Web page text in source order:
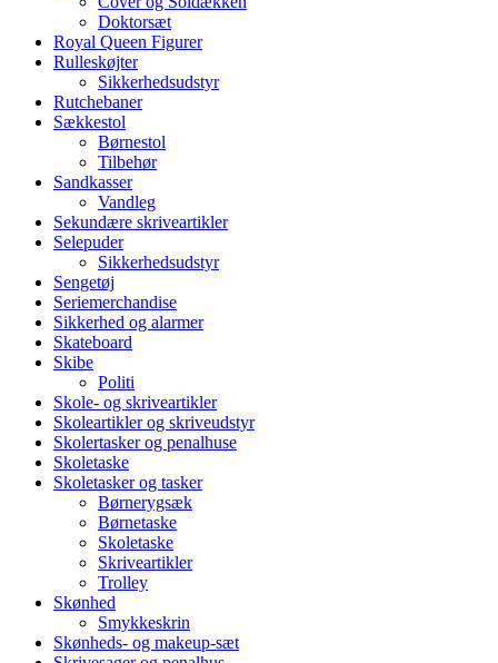
Doktorsæt
Royal Queen Figurer
Rulleskøjter
Sikkerhedsudstyr
Rutchebaner
Sækkestol
Børnestol
Tilbehør
Sandkasser
Vandleg
Sekundære skriveartikler
Selepuder
Sikkerhedsudstyr
Sengetøj
Seriemerchandise
Sikkerhed og alarmer
Skateboard
Skibe
Politi
Skole- og skriveartikler
Skoleartikler og skriveudstyr
Skolertasker og penalhuse
Skoletaske
Skoletasker og tasker
Børnerygsæk
Børnetaske
Skoletaske
Skriveartikler
Trolley
Skønhed
Smykkeskrin
Skønheds- og makeup-sæt